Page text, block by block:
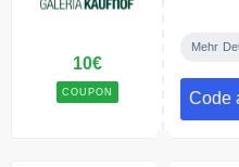
10€
COUPON
Mehr
Code